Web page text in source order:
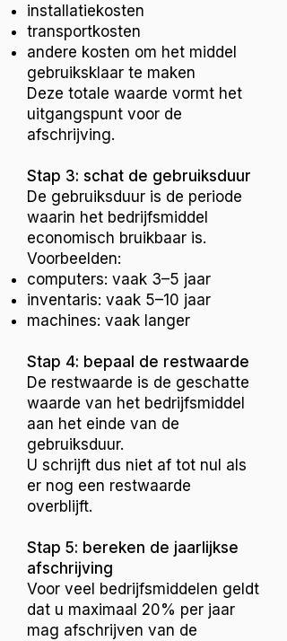
installatiekosten
transportkosten
andere kosten om het middel
gebruiksklaar te maken
Deze totale waarde vormt het
uitgangspunt voor de
afschrijving.
Stap 3: schat de gebruiksduur
De gebruiksduur is de periode
waarin het bedrijfsmiddel
economisch bruikbaar is.
Voorbeelden:
computers: vaak 3–5 jaar
inventaris: vaak 5–10 jaar
machines: vaak langer
Stap 4: bepaal de restwaarde
De restwaarde is de geschatte
waarde van het bedrijfsmiddel
aan het einde van de
gebruiksduur.
U schrijft dus niet af tot nul als
er nog een restwaarde
overblijft.
Stap 5: bereken de jaarlijkse
afschrijving
Voor veel bedrijfsmiddelen geldt
dat u maximaal 20% per jaar
mag afschrijven van de